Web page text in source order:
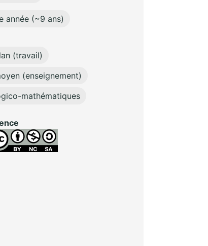
année (~9 ans)
(travail)
(enseignement)
mathématiques